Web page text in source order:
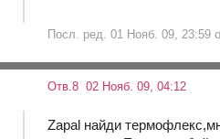
Посл. ред. 01 Нояб. 09, 23:59
Отв.8 02 Нояб. 09, 04:12
Zapal найди